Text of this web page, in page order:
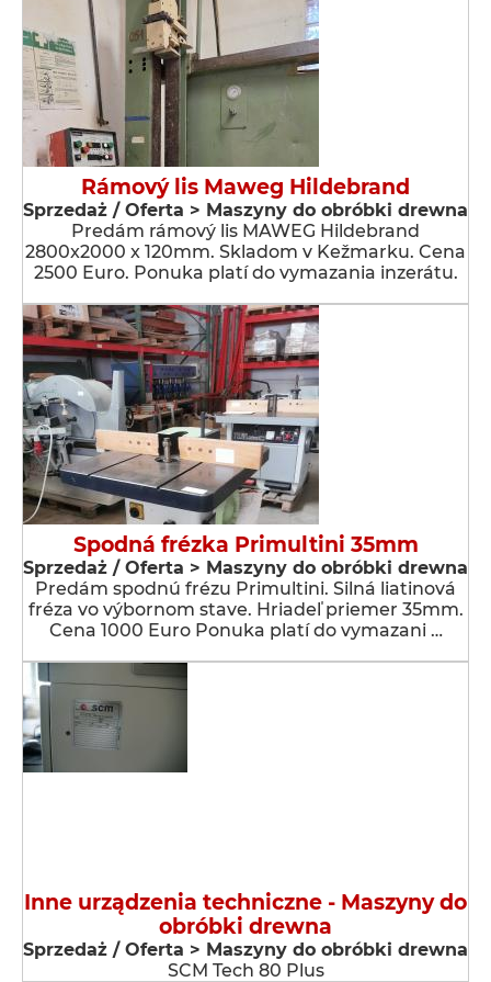
Rámový lis Maweg Hildebrand
Sprzedaż / Oferta > Maszyny do obróbki drewna
Predám rámový lis MAWEG Hildebrand
2800x2000 x 120mm. Skladom v Kežmarku. Cena
2500 Euro. Ponuka platí do vymazania inzerátu.
Spodná frézka Primultini 35mm
Sprzedaż / Oferta > Maszyny do obróbki drewna
Predám spodnú frézu Primultini. Silná liatinová
fréza vo výbornom stave. Hriadeľ priemer 35mm.
Cena 1000 Euro Ponuka platí do vymazani …
Inne urządzenia techniczne - Maszyny do
obróbki drewna
Sprzedaż / Oferta > Maszyny do obróbki drewna
SCM Tech 80 Plus